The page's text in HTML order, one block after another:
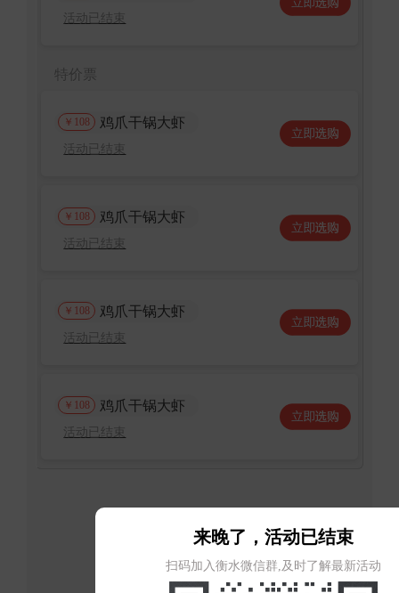
活动已结束
特价票
￥108 鸡爪干锅大虾
活动已结束
￥108 鸡爪干锅大虾
活动已结束
￥108 鸡爪干锅大虾
活动已结束
￥108 鸡爪干锅大虾
活动已结束
来晚了，活动已结束
扫码加入衡水微信群,及时了解最新活动